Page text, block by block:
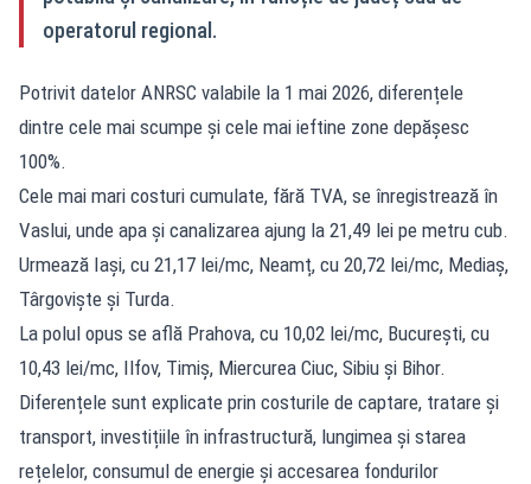
operatorul regional.
Potrivit datelor ANRSC valabile la 1 mai 2026, diferențele
dintre cele mai scumpe și cele mai ieftine zone depășesc
100%.
Cele mai mari costuri cumulate, fără TVA, se înregistrează în
Vaslui, unde apa și canalizarea ajung la 21,49 lei pe metru cub.
Urmează Iași, cu 21,17 lei/mc, Neamț, cu 20,72 lei/mc, Mediaș,
Târgoviște și Turda.
La polul opus se află Prahova, cu 10,02 lei/mc, București, cu
10,43 lei/mc, Ilfov, Timiș, Miercurea Ciuc, Sibiu și Bihor.
Diferențele sunt explicate prin costurile de captare, tratare și
transport, investițiile în infrastructură, lungimea și starea
rețelelor, consumul de energie și accesarea fondurilor